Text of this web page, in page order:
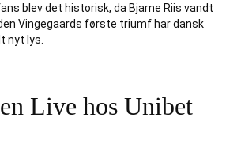
blev det historisk, da Bjarne Riis vandt
Vingegaards første triumf har dansk
nyt lys.
Live hos Unibet